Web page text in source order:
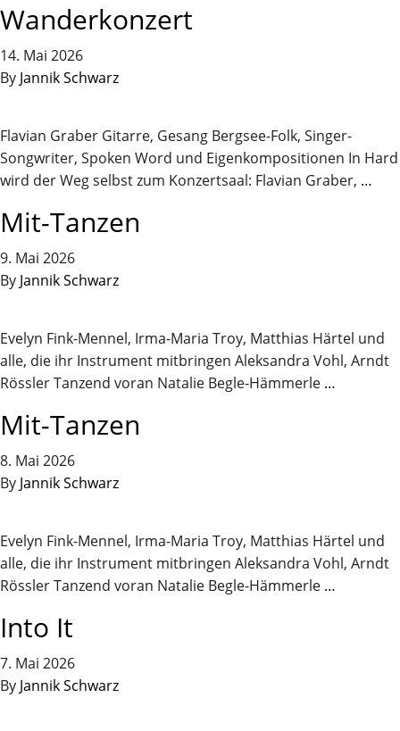
Wanderkonzert
14. Mai 2026
By Jannik Schwarz
Flavian Graber Gitarre, Gesang Bergsee-Folk, Singer-
Songwriter, Spoken Word und Eigenkompositionen In Hard
wird der Weg selbst zum Konzertsaal: Flavian Graber, …
Mit-Tanzen
9. Mai 2026
By Jannik Schwarz
Evelyn Fink-Mennel, Irma-Maria Troy, Matthias Härtel und
alle, die ihr Instrument mitbringen Aleksandra Vohl, Arndt
Rössler Tanzend voran Natalie Begle-Hämmerle …
Mit-Tanzen
8. Mai 2026
By Jannik Schwarz
Evelyn Fink-Mennel, Irma-Maria Troy, Matthias Härtel und
alle, die ihr Instrument mitbringen Aleksandra Vohl, Arndt
Rössler Tanzend voran Natalie Begle-Hämmerle …
Into It
7. Mai 2026
By Jannik Schwarz